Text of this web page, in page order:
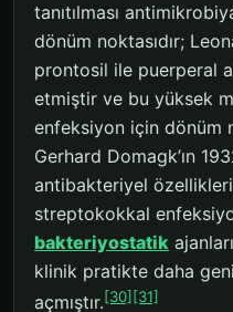
tanıtılması
dönüm noktasıdır;
prontosil ile puerperal
etmiştir ve bu yüksek
enfeksiyon için dönüm
Gerhard Domagk’ın
antibakteriyel
streptokokkal
bakteriyostatik
klinik pratikte daha
açmıştır.[30] [31]